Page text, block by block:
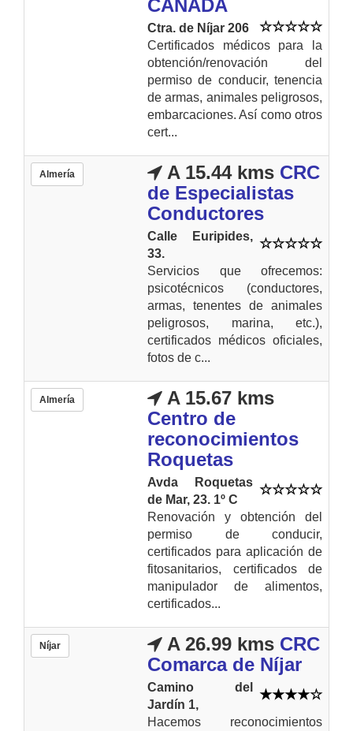
CAÑADA
Ctra. de Níjar 206
Certificados médicos para la
obtención/renovación del
permiso de conducir, tenencia
de armas, animales peligrosos,
embarcaciones. Así como otros
cert...
Almería A 15.44 kms CRC
de Especialistas
Conductores
Calle Euripides,
33.
Servicios que ofrecemos:
psicotécnicos (conductores,
armas, tenentes de animales
peligrosos, marina, etc.),
certificados médicos oficiales,
fotos de c...
Almería
A 15.67 kms
Centro de
reconocimientos
Roquetas
Avda Roquetas
de Mar, 23. 1º C
Renovación y obtención del
permiso de conducir,
certificados para aplicación de
fitosanitarios, certificados de
manipulador de alimentos,
certificados...
Níjar A 26.99 kms CRC
Comarca de Níjar
Camino del
Jardín 1,
Hacemos reconocimientos